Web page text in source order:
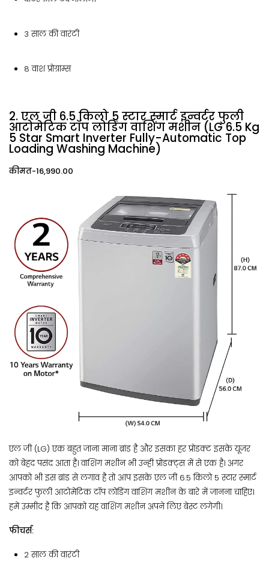
3 साल की वारंटी
8 वाश प्रोग्राम्स
2. एल जी 6.5 किलो 5 स्टार स्मार्ट इन्वर्टर फुली
आटोमेटिक टॉप लोडिंग वाशिंग मशीन (LG 6.5 Kg
5 Star Smart Inverter Fully-Automatic Top
Loading Washing Machine)
कीमत-₹16,990.00
एल जी (LG) एक बहुत जाना माना ब्रांड है और इसका हर प्रोडक्ट इसके यूजर
को बेहद पसंद आता है। वाशिंग मशीन भी उन्ही प्रोडक्ट्स में से एक है। अगर
आपको भी इस ब्रांड से लगाव है तो आप इसके एल जी 6.5 किलो 5 स्टार स्मार्ट
इन्वर्टर फुली आटोमेटिक टॉप लोडिंग वाशिंग मशीन के बारे में जानना चाहिए।
हमें उम्मीद है कि आपको यह वाशिंग मशीन अपने लिए बेस्ट लगेगी।
फीचर्स:
2 साल की वारंटी